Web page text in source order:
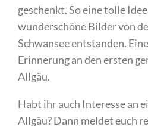
geschenkt. So eine tolle
wunderschöne Bilder von
Schwansee entstanden.
Erinnerung an den ersten
Allgäu.
Habt ihr auch Interesse an
Allgäu? Dann meldet euch